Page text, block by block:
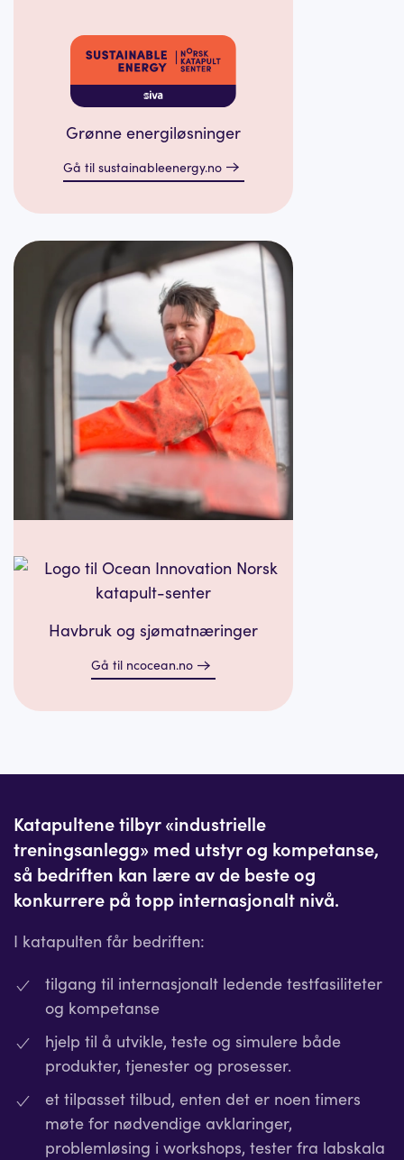
Grønne energiløsninger
Gå til sustainableenergy.no
Havbruk og sjømatnæringer
Gå til ncocean.no
Katapultene tilbyr «industrielle
treningsanlegg» med utstyr og kompetanse,
så bedriften kan lære av de beste og
konkurrere på topp internasjonalt nivå.
I katapulten får bedriften:
tilgang til internasjonalt ledende testfasiliteter
og kompetanse
hjelp til å utvikle, teste og simulere både
produkter, tjenester og prosesser.
et tilpasset tilbud, enten det er noen timers
møte for nødvendige avklaringer,
problemløsing i workshops, tester fra labskala